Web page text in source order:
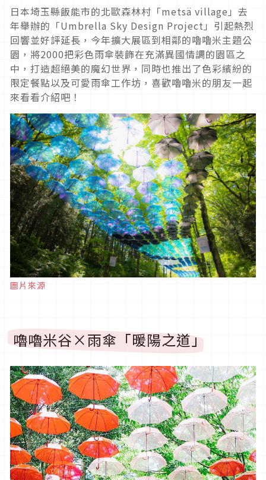
日本埼玉縣飯能市的北歐森林村「metsä village」去
年舉辦的「Umbrella Sky Design Project」引起熱烈
回響並好評延長，今年擴大展區到相鄰的嚕嚕米主題公
園，將2000把彩色雨傘裝飾在充滿異國情調的園區之
中，打造超絕美的魔幻世界，同時也推出了色彩繽紛的
限定餐點以及可愛雨傘工作坊，喜歡嚕嚕米的朋友一起
來看看介紹吧！
圖片來源
嚕嚕米谷×雨傘「暖陽之道」